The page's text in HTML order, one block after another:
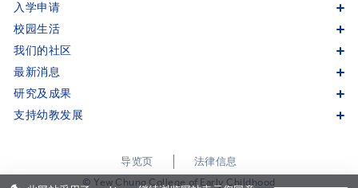
入学申请
校园生活
我们的社区
最新消息
研究及成果
支持幼教发展
导览页
法律信息
© Yew Chung College of Early Childhood